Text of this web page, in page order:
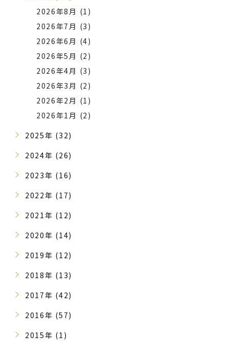
2026年8月 (1)
2026年7月 (3)
2026年6月 (4)
2026年5月 (2)
2026年4月 (3)
2026年3月 (2)
2026年2月 (1)
2026年1月 (2)
2025年 (32)
2024年 (26)
2023年 (16)
2022年 (17)
2021年 (12)
2020年 (14)
2019年 (12)
2018年 (13)
2017年 (42)
2016年 (57)
2015年 (1)